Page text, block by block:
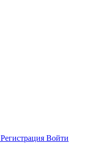
Регистрация Войти